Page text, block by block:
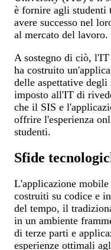
è fornire agli studenti
avere successo nel
al mercato del lavoro.
A sostegno di ciò,
ha costruito
delle aspettative
imposto all'IT di
che il SIS e
offrire l'esperienza
studenti.
Sfide
L'applicazione
costruiti su codice e
del tempo, il
in un ambiente
di terze parti e
esperienze ottimali